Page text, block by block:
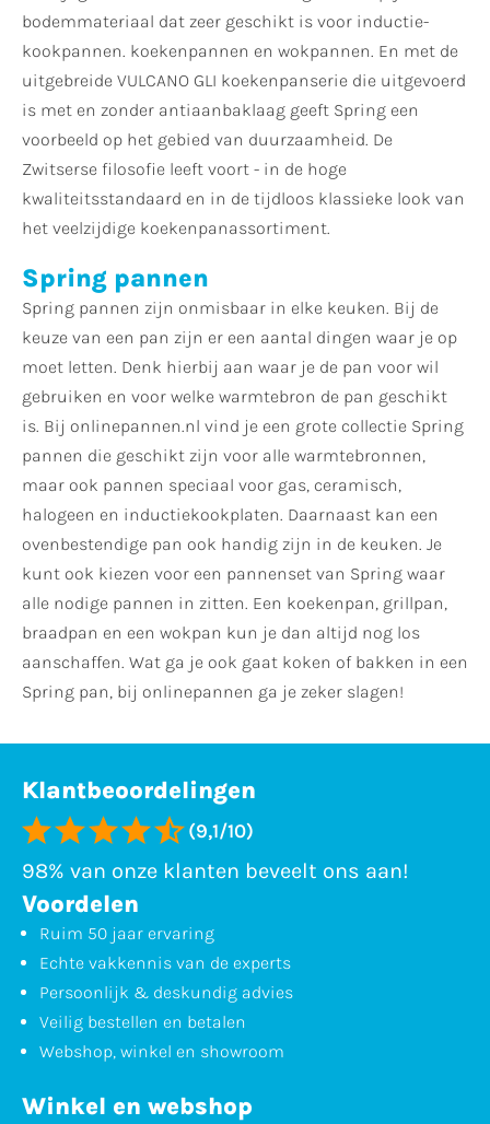
bodemmateriaal dat zeer geschikt is voor inductie-
kookpannen. koekenpannen en wokpannen. En met de
uitgebreide VULCANO GLI koekenpanserie die uitgevoerd
is met en zonder antiaanbaklaag geeft Spring een
voorbeeld op het gebied van duurzaamheid. De
Zwitserse filosofie leeft voort - in de hoge
kwaliteitsstandaard en in de tijdloos klassieke look van
het veelzijdige koekenpanassortiment.
Spring pannen
Spring pannen zijn onmisbaar in elke keuken. Bij de
keuze van een pan zijn er een aantal dingen waar je op
moet letten. Denk hierbij aan waar je de pan voor wil
gebruiken en voor welke warmtebron de pan geschikt
is. Bij onlinepannen.nl vind je een grote collectie Spring
pannen die geschikt zijn voor alle warmtebronnen,
maar ook pannen speciaal voor gas, ceramisch,
halogeen en inductiekookplaten. Daarnaast kan een
ovenbestendige pan ook handig zijn in de keuken. Je
kunt ook kiezen voor een pannenset van Spring waar
alle nodige pannen in zitten. Een koekenpan, grillpan,
braadpan en een wokpan kun je dan altijd nog los
aanschaffen. Wat ga je ook gaat koken of bakken in een
Spring pan, bij onlinepannen ga je zeker slagen!
Klantbeoordelingen
(9,1/10)
98% van onze klanten beveelt ons aan!
Voordelen
Ruim 50 jaar ervaring
Echte vakkennis van de experts
Persoonlijk & deskundig advies
Veilig bestellen en betalen
Webshop, winkel en showroom
Winkel en webshop